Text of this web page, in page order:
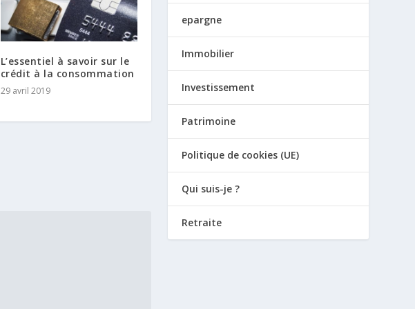
L’essentiel à savoir sur le
crédit à la consommation
29 avril 2019
epargne
Immobilier
Investissement
Patrimoine
Politique de cookies (UE)
Qui suis-je ?
Retraite